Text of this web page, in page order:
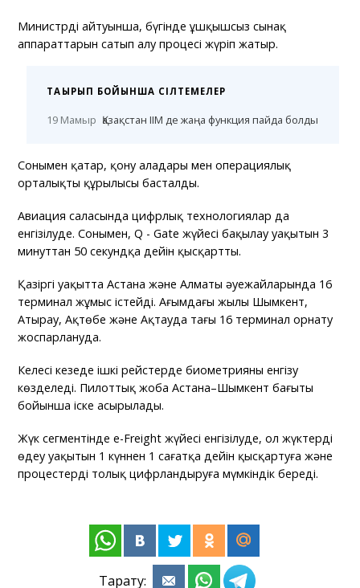
Министрдің айтуынша, бүгінде ұшқышсыз сынақ
аппараттарын сатып алу процесі жүріп жатыр.
ТАҚЫРЫП БОЙЫНША СІЛТЕМЕЛЕР
19 Мамыр Қазақстан ІІМ де жаңа функция пайда болды
Сонымен қатар, қону алаңдары мен операциялық
орталықтың құрылысы басталды.
Авиация саласында цифрлық технологиялар да
енгізілуде. Сонымен, Q - Gate жүйесі бақылау уақытын 3
минуттан 50 секундқа дейін қысқартты.
Қазіргі уақытта Астана және Алматы әуежайларында 16
терминал жұмыс істейді. Ағымдағы жылы Шымкент,
Атырау, Ақтөбе және Ақтауда тағы 16 терминал орнату
жоспарлануда.
Келесі кезеңде ішкі рейстерде биометрияны енгізу
көзделеді. Пилоттық жоба Астана–Шымкент бағыты
бойынша іске асырылады.
Жүк сегментінде e-Freight жүйесі енгізілуде, ол жүктерді
өңдеу уақытын 1 күннен 1 сағатқа дейін қысқартуға және
процестерді толық цифрландыруға мүмкіндік береді.
Тарату: